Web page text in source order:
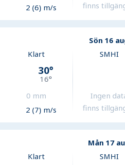
2 (6) m/s
finns
Sön 16
Klart
30°
16°
0 mm
2 (7) m/s
SMHI
Ingen
finns
Mån 17
Klart
SMHI